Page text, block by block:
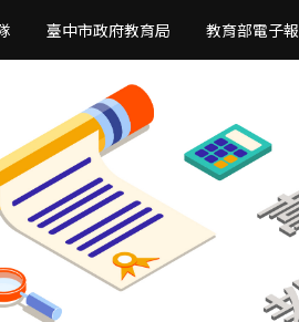
臺中市政府教育局 教育部電子報